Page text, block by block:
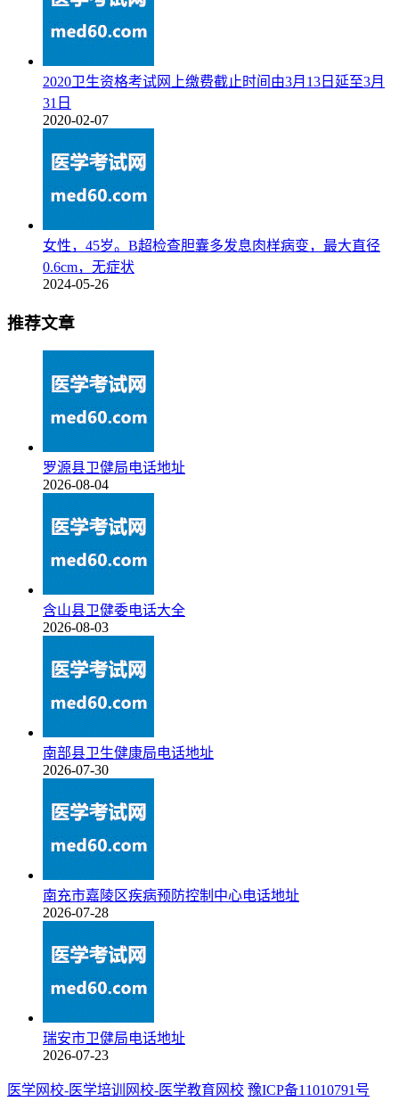
2020卫生资格考试网上缴费截止时间由3月13日延至3月
31日
2020-02-07
女性，45岁。B超检查胆囊多发息肉样病变，最大直径
0.6cm，无症状
2024-05-26
推荐文章
罗源县卫健局电话地址
2026-08-04
含山县卫健委电话大全
2026-08-03
南部县卫生健康局电话地址
2026-07-30
南充市嘉陵区疾病预防控制中心电话地址
2026-07-28
瑞安市卫健局电话地址
2026-07-23
医学网校-医学培训网校-医学教育网校 豫ICP备11010791号